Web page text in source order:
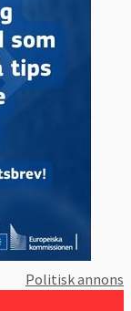
Politisk annons